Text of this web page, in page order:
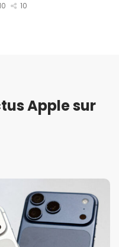
10
Apple sur